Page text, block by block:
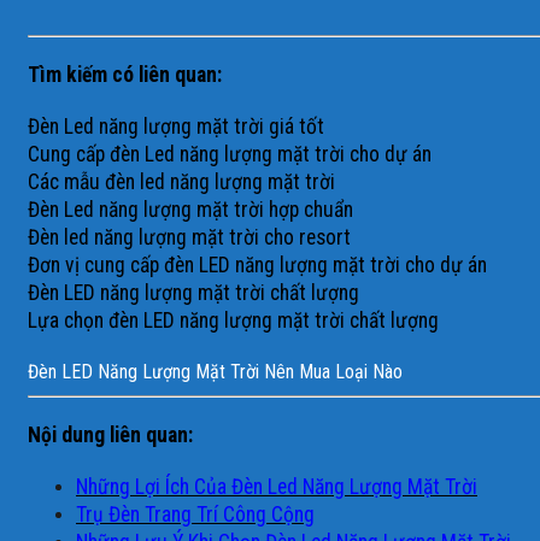
Tìm kiếm có liên quan:
Đèn Led năng lượng mặt trời giá tốt
Cung cấp đèn Led năng lượng mặt trời cho dự án
Các mẫu đèn led năng lượng mặt trời
Đèn Led năng lượng mặt trời hợp chuẩn
Đèn led năng lượng mặt trời cho resort
Đơn vị cung cấp đèn LED năng lượng mặt trời cho dự án
Đèn LED năng lượng mặt trời chất lượng
Lựa chọn đèn LED năng lượng mặt trời chất lượng
Đèn LED Năng Lượng Mặt Trời Nên Mua Loại Nào
Nội dung liên quan:
Những Lợi Ích Của Đèn Led Năng Lượng Mặt Trời
Trụ Đèn Trang Trí Công Cộng